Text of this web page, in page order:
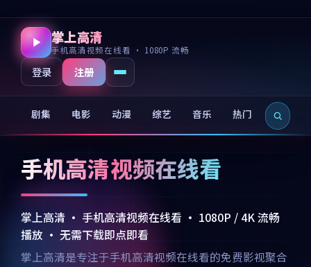
掌上高清
手机高清视频在线看 · 1080P 流畅
登录 注册
剧集 电影 动漫 综艺 音乐 热门 新片
手机高清视频在线看
掌上高清 · 手机高清视频在线看 · 1080P / 4K 流畅
播放 · 无需下载即点即看
掌上高清是专注于手机高清视频在线看的免费影视聚合